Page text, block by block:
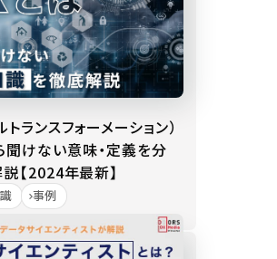
トランスフォーメーション）
聞けない意味・定義を分
【2024年最新】
事例